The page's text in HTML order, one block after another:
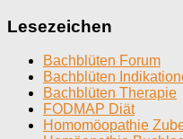
Lesezeichen
Bachblüten Forum
Bachblüten
Bachblüten Therapie
FODMAP Diät
Homomöopathie